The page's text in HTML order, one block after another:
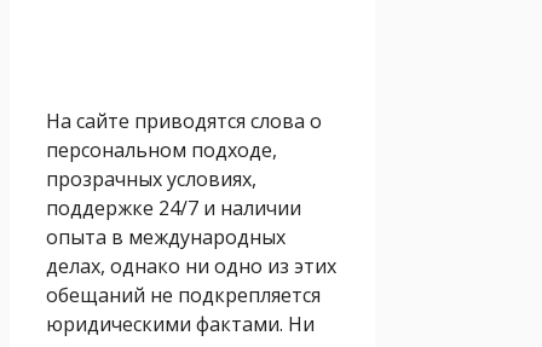
На сайте приводятся слова о
персональном подходе,
прозрачных условиях,
поддержке 24/7 и наличии
опыта в международных
делах, однако ни одно из этих
обещаний не подкрепляется
юридическими фактами. Ни